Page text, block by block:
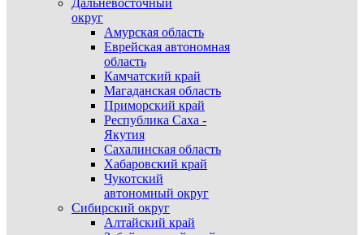
Дальневосточный
округ
Амурская область
Еврейская автономная
область
Камчатский край
Магаданская область
Приморский край
Республика Саха -
Якутия
Сахалинская область
Хабаровский край
Чукотский
автономный округ
Сибирский округ
Алтайский край